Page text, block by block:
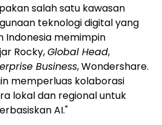
salah satu kawasan
teknologi digital yang
Indonesia memimpin
Rocky,Global Head,
Business, Wondershare.
memperluas kolaborasi
lokal dan regional untuk
AI."